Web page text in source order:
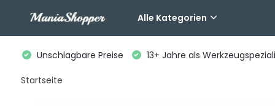
Alle Kategorien
Unschlagbare Preise 13+ Jahre als
Startseite